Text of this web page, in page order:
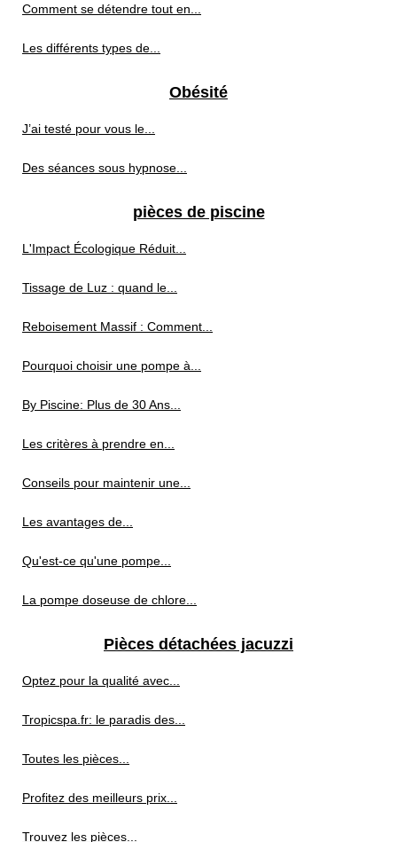
Comment se détendre tout en...
Les différents types de...
Obésité
J’ai testé pour vous le...
Des séances sous hypnose...
pièces de piscine
L'Impact Écologique Réduit...
Tissage de Luz : quand le...
Reboisement Massif : Comment...
Pourquoi choisir une pompe à...
By Piscine: Plus de 30 Ans...
Les critères à prendre en...
Conseils pour maintenir une...
Les avantages de...
Qu'est-ce qu'une pompe...
La pompe doseuse de chlore...
Pièces détachées jacuzzi
Optez pour la qualité avec...
Tropicspa.fr: le paradis des...
Toutes les pièces...
Profitez des meilleurs prix...
Trouvez les pièces...